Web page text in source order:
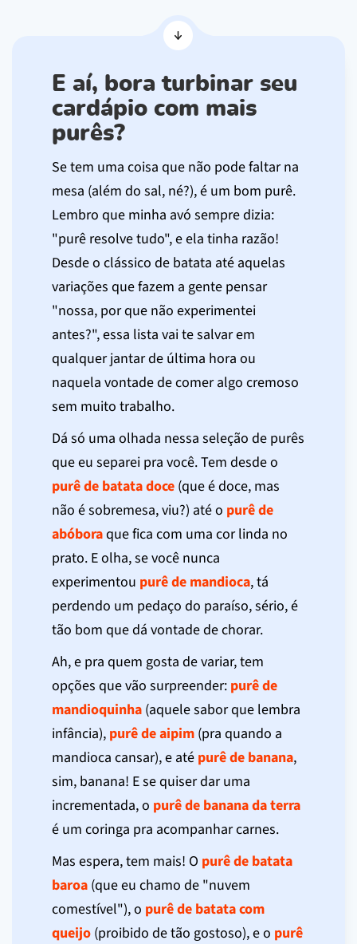
E aí, bora turbinar seu
cardápio com mais
purês?
Se tem uma coisa que não pode faltar na
mesa (além do sal, né?), é um bom purê.
Lembro que minha avó sempre dizia:
"purê resolve tudo", e ela tinha razão!
Desde o clássico de batata até aquelas
variações que fazem a gente pensar
"nossa, por que não experimentei
antes?", essa lista vai te salvar em
qualquer jantar de última hora ou
naquela vontade de comer algo cremoso
sem muito trabalho.
Dá só uma olhada nessa seleção de purês
que eu separei pra você. Tem desde o
purê de batata doce (que é doce, mas
não é sobremesa, viu?) até o purê de
abóboraque fica com uma cor linda no
prato. E olha, se você nunca
experimentou purê de mandioca, tá
perdendo um pedaço do paraíso, sério, é
tão bom que dá vontade de chorar.
Ah, e pra quem gosta de variar, tem
opções que vão surpreender: purê de
mandioquinha (aquele sabor que lembra
infância), purê de aipim (pra quando a
mandioca cansar), e até purê de banana,
sim, banana! E se quiser dar uma
incrementada, o purê de banana da terra
é um coringa pra acompanhar carnes.
Mas espera, tem mais! O purê de batata
baroa (que eu chamo de "nuvem
comestível"), o purê de batata com
queijo (proibido de tão gostoso), e o purê